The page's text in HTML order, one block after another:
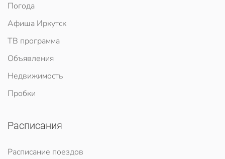
Погода
Афиша Иркутск
ТВ программа
Объявления
Недвижимость
Пробки
Расписания
Расписание поездов